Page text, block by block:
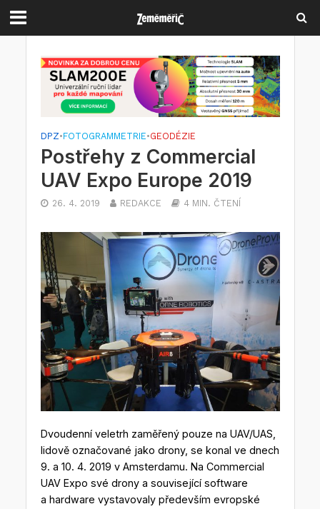
DPZ•FOTOGRAMMETRIE•GEODÉZIE
Postřehy z Commercial
UAV Expo Europe 2019
26. 4. 2019 REDAKCE 4 MIN. ČTENÍ
Dvoudenní veletrh zaměřený pouze na UAV/UAS,
lidově označované jako drony, se konal ve dnech
9. a 10. 4. 2019 v Amsterdamu. Na Commercial
UAV Expo své drony a související software
a hardware vystavovaly především evropské